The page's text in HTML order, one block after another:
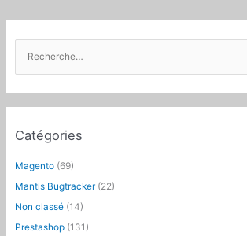
r
e
r
Catégories
Magento (69)
Mantis Bugtracker (22)
Non classé (14)
Prestashop (131)